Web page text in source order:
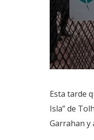
Esta tarde
Isla” de
Garrahan y